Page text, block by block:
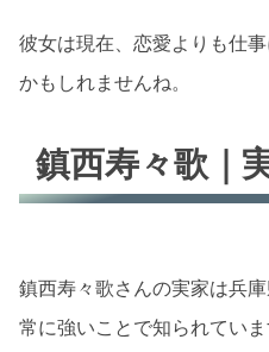
彼女は現在、恋愛よりも仕
かもしれませんね。
鎮西寿々歌｜
鎮西寿々歌さんの実家は兵
常に強いことで知られていま